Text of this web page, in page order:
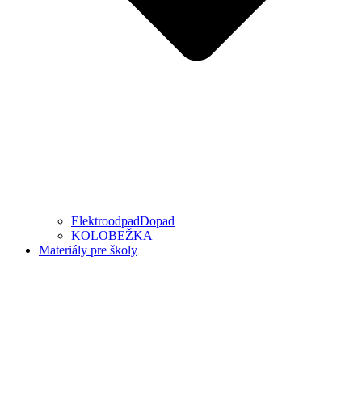
ElektroodpadDopad
KOLOBEŽKA
Materiály pre školy